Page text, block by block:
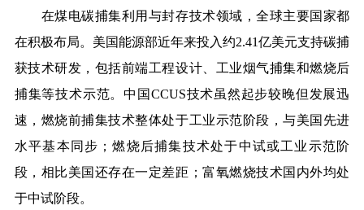
在煤电碳捕集利用与封存技术领域，全球主要国家都
在积极布局。美国能源部近年来投入约2.41亿美元支持碳捕
获技术研发，包括前端工程设计、工业烟气捕集和燃烧后
捕集等技术示范。中国CCUS技术虽然起步较晚但发展迅
速，燃烧前捕集技术整体处于工业示范阶段，与美国先进
水平基本同步；燃烧后捕集技术处于中试或工业示范阶
段，相比美国还存在一定差距；富氧燃烧技术国内外均处
于中试阶段。